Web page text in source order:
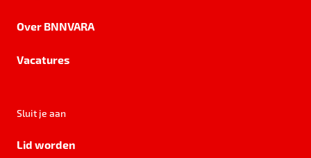
Over BNNVARA
Vacatures
Sluit je aan
Lid worden